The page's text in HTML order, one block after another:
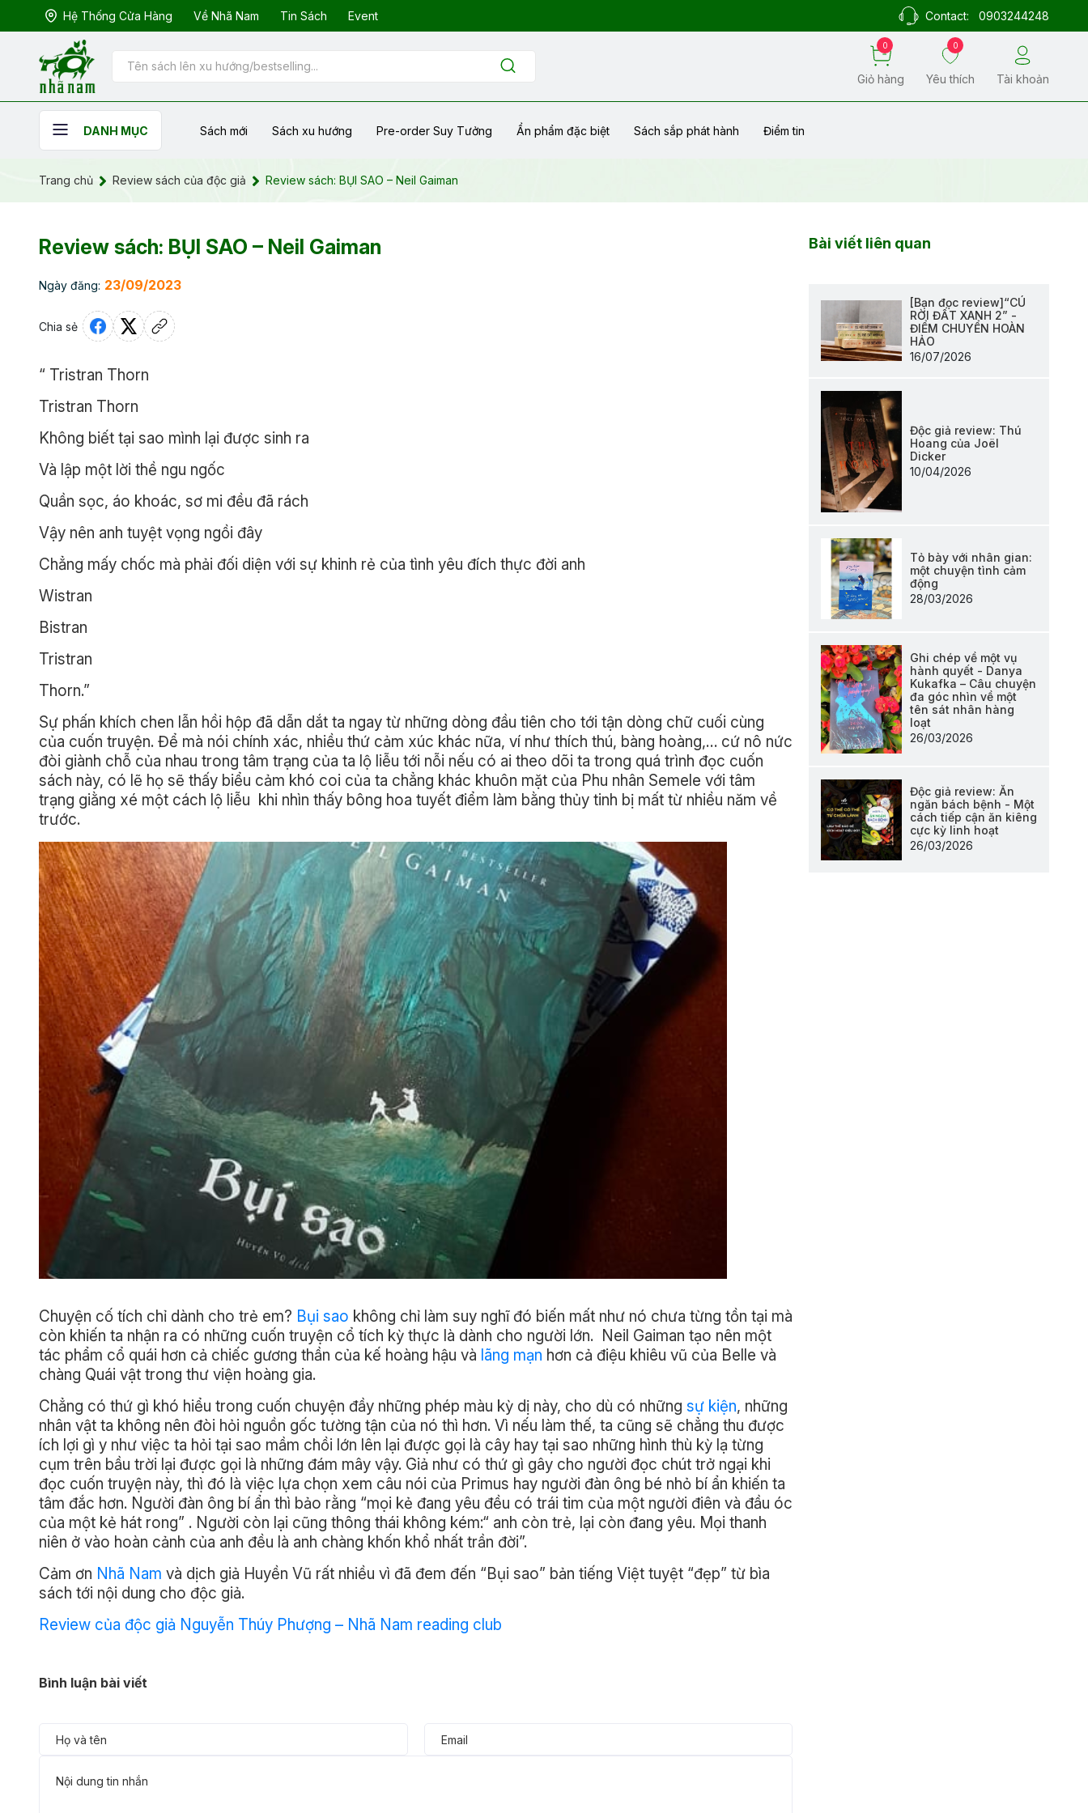
Hệ Thống Cửa Hàng Về Nhã Nam Tin Sách Event Contact: 0903244248
0
Giỏ hàng
0
Yêu thích Tài khoản
DANH MỤC Sách mới Sách xu hướng Pre-order Suy Tưởng Ẩn phẩm đặc biệt Sách sắp phát hành Điểm tin
Trang chủ Review sách của độc giả Review sách: BỤI SAO – Neil Gaiman
Review sách: BỤI SAO – Neil Gaiman
Ngày đăng: 23/09/2023
Chia sẻ
“ Tristran Thorn
Tristran Thorn
Không biết tại sao mình lại được sinh ra
Và lập một lời thề ngu ngốc
Quần sọc, áo khoác, sơ mi đều đã rách
Vậy nên anh tuyệt vọng ngồi đây
Chẳng mấy chốc mà phải đối diện với sự khinh rẻ của tình yêu đích thực đời anh
Wistran
Bistran
Tristran
Thorn.”
Sự phấn khích chen lẫn hồi hộp đã dẫn dắt ta ngay từ những dòng đầu tiên cho tới tận dòng chữ cuối cùng
của cuốn truyện. Để mà nói chính xác, nhiều thứ cảm xúc khác nữa, ví như thích thú, bàng hoàng,… cứ nô nức
đòi giành chỗ của nhau trong tâm trạng của ta lộ liễu tới nỗi nếu có ai theo dõi ta trong quá trình đọc cuốn
sách này, có lẽ họ sẽ thấy biểu cảm khó coi của ta chẳng khác khuôn mặt của Phu nhân Semele với tâm
trạng giằng xé một cách lộ liễu khi nhìn thấy bông hoa tuyết điểm làm bằng thủy tinh bị mất từ nhiều năm về
trước.
Chuyện cố tích chỉ dành cho trẻ em? Bụi sao không chỉ làm suy nghĩ đó biến mất như nó chưa từng tồn tại mà
còn khiến ta nhận ra có những cuốn truyện cổ tích kỳ thực là dành cho người lớn. Neil Gaiman tạo nên một
tác phẩm cổ quái hơn cả chiếc gương thần của kế hoàng hậu và lãng mạn hơn cả điệu khiêu vũ của Belle và
chàng Quái vật trong thư viện hoàng gia.
Chẳng có thứ gì khó hiểu trong cuốn chuyện đầy những phép màu kỳ dị này, cho dù có những sự kiện, những
nhân vật ta không nên đòi hỏi nguồn gốc tường tận của nó thì hơn. Vì nếu làm thế, ta cũng sẽ chẳng thu được
ích lợi gì y như việc ta hỏi tại sao mầm chồi lớn lên lại được gọi là cây hay tại sao những hình thù kỳ lạ từng
cụm trên bầu trời lại được gọi là những đám mây vậy. Giả như có thứ gì gây cho người đọc chút trở ngại khi
đọc cuốn truyện này, thì đó là việc lựa chọn xem câu nói của Primus hay người đàn ông bé nhỏ bí ẩn khiến ta
tâm đắc hơn. Người đàn ông bí ẩn thì bảo rằng “mọi kẻ đang yêu đều có trái tim của một người điên và đầu óc
của một kẻ hát rong” . Người còn lại cũng thông thái không kém:“ anh còn trẻ, lại còn đang yêu. Mọi thanh
niên ở vào hoàn cảnh của anh đều là anh chàng khốn khổ nhất trần đời”.
Cảm ơn Nhã Nam và dịch giả Huyền Vũ rất nhiều vì đã đem đến “Bụi sao” bản tiếng Việt tuyệt “đẹp” từ bìa
sách tới nội dung cho độc giả.
Review của độc giả Nguyễn Thúy Phượng – Nhã Nam reading club
Bài viết liên quan
[Bạn đọc review]“CÚ
RỜI ĐẤT XANH 2” -
ĐIỂM CHUYỂN HOÀN
HẢO
16/07/2026
Độc giả review: Thú
Hoang của Joël
Dicker
10/04/2026
Tỏ bày với nhân gian:
một chuyện tình cảm
động
28/03/2026
Ghi chép về một vụ
hành quyết - Danya
Kukafka – Câu chuyện
đa góc nhìn về một
tên sát nhân hàng
loạt
26/03/2026
Độc giả review: Ăn
ngăn bách bệnh - Một
cách tiếp cận ăn kiêng
cực kỳ linh hoạt
26/03/2026
Bình luận bài viết